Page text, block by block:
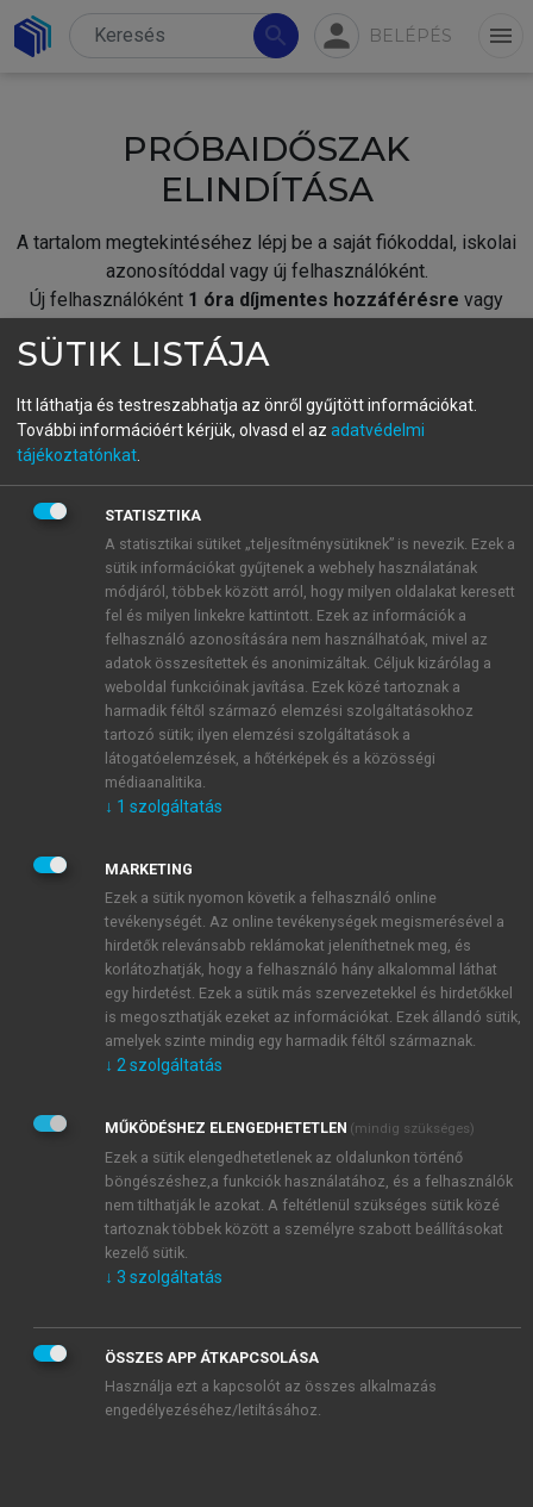
search person BELÉPÉS menu
PRÓBAIDŐSZAK
ELINDÍTÁSA
A tartalom megtekintéséhez lépj be a saját fiókoddal, iskolai
azonosítóddal vagy új felhasználóként.
Új felhasználóként 1 óra díjmentes hozzáférésre vagy
fiókoddal,vagy hozz létre új fiókot.
A regisztráció után apróbaidőszakautomatikusan
BELÉPÉS SAJÁT FIÓKKAL
ÚJ FIÓK LÉTREHOZÁSA
1 óra díjmentes hozzáférés
E-MAIL-CÍM
JELSZÓ
JELSZÓ ÚJRA
Kérek értesítést a MeRSZ újdonságairól, akcióiról.
Kérek értesítést az Akadémiai Kiadó Zrt. újdonságairól,
Adatkezelési tájékoztatóbanfoglaltakat tudomásul
veszem és elfogadom.
Általános vásárlási feltételeket, valamint a szotar.netés a
mersz.huoldalak licencszerződéseiben foglaltakat
tudomásul veszem és elfogadom.
KIPRÓBÁLOM
SÜTIK LISTÁJA
Itt láthatja és testreszabhatja az önről gyűjtött információkat.
További információért kérjük, olvasd el az adatvédelmi
tájékoztatónkat
STATISZTIKA
A statisztikai sütiket „teljesítménysütiknek” is nevezik. Ezek a
sütik információkat gyűjtenek a webhely használatának
módjáról, többek között arról, hogy milyen oldalakat keresett
fel és milyen linkekre kattintott. Ezek az információk a
felhasználó azonosítására nem használhatóak, mivel az
adatok összesítettek és anonimizáltak. Céljuk kizárólag a
weboldal funkcióinak javítása. Ezek közé tartoznak a
harmadik féltől származó elemzési szolgáltatásokhoz
tartozó sütik; ilyen elemzési szolgáltatások a
látogatóelemzések, a hőtérképek és a közösségi
médiaanalitika.
↓ 1 szolgáltatás
MARKETING
Ezek a sütik nyomon követik a felhasználó online
tevékenységét. Az online tevékenységek megismerésével a
hirdetők relevánsabb reklámokat jeleníthetnek meg, és
korlátozhatják, hogy a felhasználó hány alkalommal láthat
egy hirdetést. Ezek a sütik más szervezetekkel és hirdetőkkel
is megoszthatják ezeket az információkat. Ezek állandó sütik,
amelyek szinte mindig egy harmadik féltől származnak.
↓ 2 szolgáltatás
MŰKÖDÉSHEZ ELENGEDHETETLEN (mindig szükséges)
Ezek a sütik elengedhetetlenek az oldalunkon történő
böngészéshez,a funkciók használatához, és a felhasználók
nem tilthatják le azokat. A feltétlenül szükséges sütik közé
tartoznak többek között a személyre szabott beállításokat
kezelő sütik.
↓ 3 szolgáltatás
ÖSSZES APP ÁTKAPCSOLÁSA
Használja ezt a kapcsolót az összes alkalmazás
engedélyezéséhez/letiltásához.